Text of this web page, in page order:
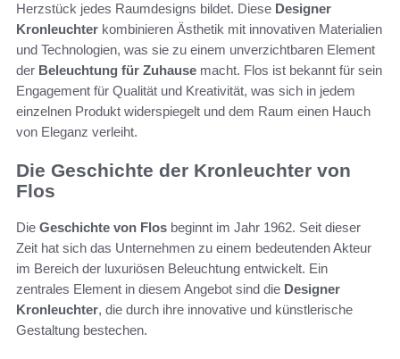
Herzstück jedes Raumdesigns bildet. Diese Designer
Kronleuchter kombinieren Ästhetik mit innovativen Materialien
und Technologien, was sie zu einem unverzichtbaren Element
der Beleuchtung für Zuhause macht. Flos ist bekannt für sein
Engagement für Qualität und Kreativität, was sich in jedem
einzelnen Produkt widerspiegelt und dem Raum einen Hauch
von Eleganz verleiht.
Die Geschichte der Kronleuchter von
Flos
Die Geschichte von Flos beginnt im Jahr 1962. Seit dieser
Zeit hat sich das Unternehmen zu einem bedeutenden Akteur
im Bereich der luxuriösen Beleuchtung entwickelt. Ein
zentrales Element in diesem Angebot sind die Designer
Kronleuchter, die durch ihre innovative und künstlerische
Gestaltung bestechen.